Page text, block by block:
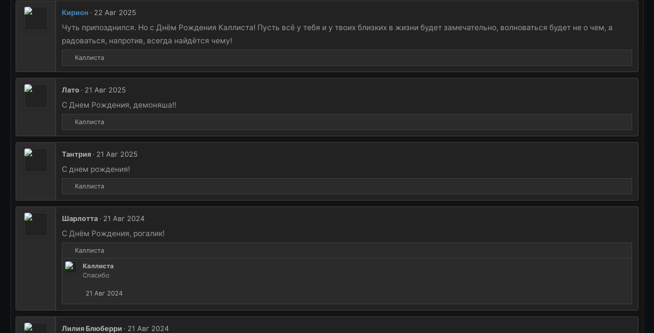
Кирион 22 Авг 2025
Чуть припозднился. Но с Днём Рождения Каллиста! Пусть всё у тебя и у твоих близких в жизни будет замечательно, волноваться будет не о чем, а
радоваться, напротив, всегда найдётся чему!
Р
е
ц
и
и
:
Каллиста
Лато 21 Авг 2025
С Днем Рождения, демоняша!!
Р
е
ц
и
и
:
Каллиста
Тантрия 21 Авг 2025
С днем рождения!
Р
е
ц
и
и
:
Каллиста
Шарлотта 21 Авг 2024
С Днём Рождения, рогалик!
Р
и
Каллиста
Каллиста
Спасибо
21 Авг 2024
Лилия Блюберри 21 Авг 2024